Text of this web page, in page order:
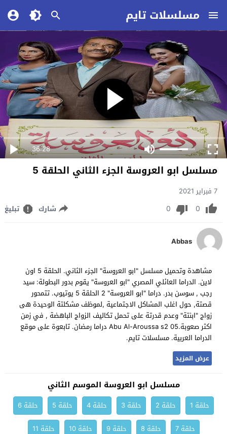
مسلسلات تايم
36:28
مسلسل ابو العروسة الجزء الثاني الحلقة 5
7 فبراير 2021
0
0 شارك تبليغ
Abbas
مشاهدة وتحميل مسلسل "ابو العروسة" الجزء الثاني. الحلقة 5 اون
لاين. الدراما العائلي المصري "ابو العروسة" يقوم بدور البطولة: سيد
رجب , سوسن بدر. دراما "ابو العروسة" 2 الحلقة 5 يوتيوب. تتمحور
قصتة, حول اغلب المشاكل الاجتماعية ,لموظف مشكلتة الوحيدة هى
زواج "ابنتة" وعدم قدرتة على تحمل تكاليف الزواج الباهضة , في زمن
اكثر صعوبة.Abu Al-Aroussa s2 05 دراما رمضان. تابعوة على موقع
الدراما العربية. مسلسلات تايم.
عرض المزيد
مسلسل ابو العروسة الموسم الثاني
حلقة 1 حلقة 2 حلقة 3 حلقة 4 حلقة 5
حلقة 6
حلقة 7
حلقة 8 حلقة 9 حلقة 10
حلقة 11